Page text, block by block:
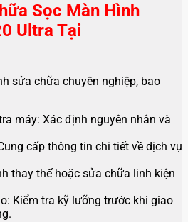
Sọc Màn Hình
Ultra Tại
sửa chữa chuyên nghiệp, bao
máy: Xác định nguyên nhân và
cấp thông tin chi tiết về dịch vụ
thay thế hoặc sửa chữa linh kiện
Kiểm tra kỹ lưỡng trước khi giao